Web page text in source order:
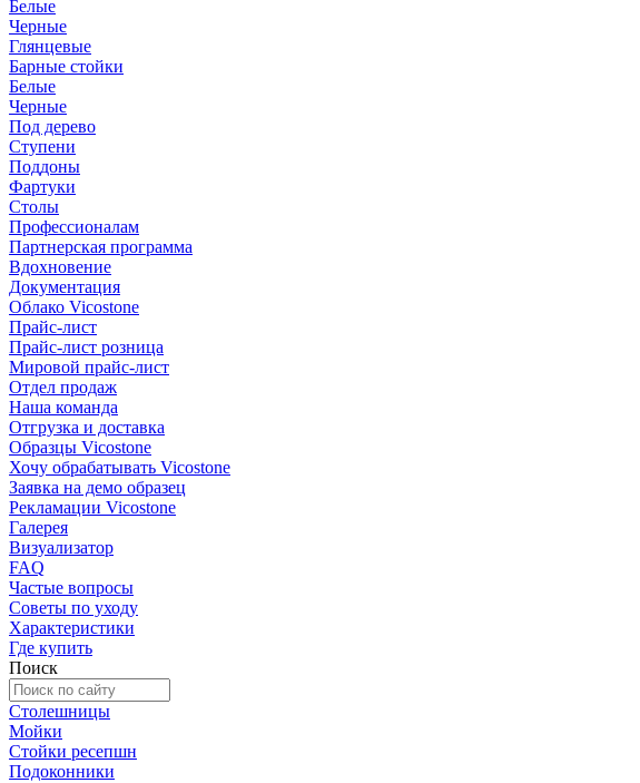
Белые
Черные
Глянцевые
Барные стойки
Белые
Черные
Под дерево
Ступени
Поддоны
Фартуки
Столы
Профессионалам
Партнерская программа
Вдохновение
Документация
Облако Vicostone
Прайс-лист
Прайс-лист розница
Мировой прайс-лист
Отдел продаж
Наша команда
Отгрузка и доставка
Образцы Vicostone
Хочу обрабатывать Vicostone
Заявка на демо образец
Рекламации Vicostone
Галерея
Визуализатор
FAQ
Частые вопросы
Советы по уходу
Характеристики
Где купить
Поиск
Столешницы
Мойки
Стойки ресепшн
Подоконники